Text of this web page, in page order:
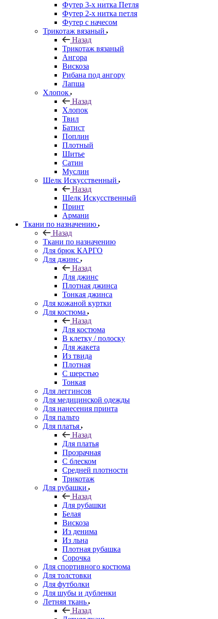
Футер 3-х нитка Петля
Футер 2-х нитка петля
Футер с начесом
Трикотаж вязаный
Назад
Трикотаж вязаный
Ангора
Вискоза
Рибана под ангору
Лапша
Хлопок
Назад
Хлопок
Твил
Батист
Поплин
Плотный
Шитье
Сатин
Муслин
Шелк Искусственный
Назад
Шелк Искусственный
Принт
Армани
Ткани по назначению
Назад
Ткани по назначению
Для брюк КАРГО
Для джинс
Назад
Для джинс
Плотная джинса
Тонкая джинса
Для кожаной куртки
Для костюма
Назад
Для костюма
В клетку / полоску
Для жакета
Из твида
Плотная
С шерстью
Тонкая
Для леггинсов
Для медицинской одежды
Для нанесения принта
Для пальто
Для платья
Назад
Для платья
Прозрачная
С блеском
Средней плотности
Трикотаж
Для рубашки
Назад
Для рубашки
Белая
Вискоза
Из денима
Из льна
Плотная рубашка
Сорочка
Для спортивного костюма
Для толстовки
Для футболки
Для шубы и дубленки
Летняя ткань
Назад